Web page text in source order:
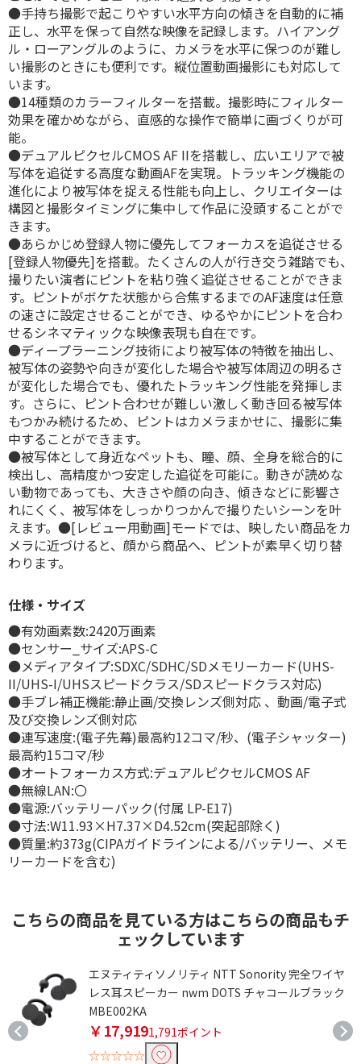
●手持ち撮影で起こりやすい水平方向の傾きを自動的に補
正し、水平を保って自然な映像を記録します。ハイアング
ル・ローアングルのように、カメラを水平に保つのが難し
い撮影のときにも便利です。縦位置動画撮影にも対応して
います。
●14種類のカラーフィルターを搭載。撮影時にフィルター
効果を確かめながら、直感的な操作で簡単に画づくりが可
能。
●デュアルピクセルCMOS AF IIを搭載し、広いエリアで被
写体を追従する高度な動画AFを実現。トラッキング機能の
進化により被写体を捉える性能も向上し、クリエイターは
構図と撮影タイミングに集中して作品に没頭することがで
きます。
●あらかじめ登録人物に優先してフォーカスを追従させる
[登録人物優先]を搭載。たくさんの人が行き交う雑踏でも、
撮りたい演者にピントを粘り強く追従させることができま
す。ピントがボケた状態から合焦するまでのAF速度は任意
の速さに設定させることができ、ゆるやかにピントを合わ
せるシネマティックな映像表現も自在です。
●ディープラーニング技術により被写体の特徴を抽出し、
被写体の姿勢や向きが変化した場合や被写体周辺の明るさ
が変化した場合でも、優れたトラッキング性能を発揮しま
す。さらに、ピント合わせが難しい激しく動き回る被写体
もつかみ続けるため、ピントはカメラまかせに、撮影に集
中することができます。
●被写体として身近なペットも、瞳、顔、全身を総合的に
検出し、高精度かつ安定した追従を可能に。動きが読めな
い動物であっても、大きさや顔の向き、傾きなどに影響さ
れにくく、被写体をしっかりつかんで撮りたいシーンを叶
えます。●[レビュー用動画]モードでは、映したい商品をカ
メラに近づけると、顔から商品へ、ピントが素早く切り替
わります。
仕様・サイズ
●有効画素数:2420万画素
●センサー_サイズ:APS-C
●メディアタイプ:SDXC/SDHC/SDメモリーカード(UHS-
II/UHS-I/UHSスピードクラス/SDスピードクラス対応)
●手ブレ補正機能:静止画/交換レンズ側対応 、動画/電子式
及び交換レンズ側対応
●連写速度:(電子先幕)最高約12コマ/秒、(電子シャッター)
最高約15コマ/秒
●オートフォーカス方式:デュアルピクセルCMOS AF
●無線LAN:〇
●電源:バッテリーパック(付属 LP-E17)
●寸法:W11.93×H7.37×D4.52cm(突起部除く)
●質量:約373g(CIPAガイドラインによる/バッテリー、メモ
リーカードを含む)
こちらの商品を見ている方はこちらの商品もチ
ェックしています
エヌティティソノリティ NTT Sonority 完全ワイヤ
レス耳スピーカー nwm DOTS チャコールブラック
MBE002KA
￥17,9191,791ポイント
☆☆☆☆☆